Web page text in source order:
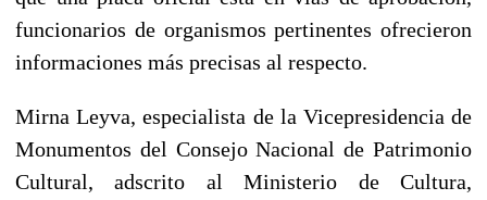
funcionarios de organismos pertinentes ofrecieron
informaciones más precisas al respecto.
Mirna Leyva, especialista de la Vicepresidencia de
Monumentos del Consejo Nacional de Patrimonio
Cultural, adscrito al Ministerio de Cultura,